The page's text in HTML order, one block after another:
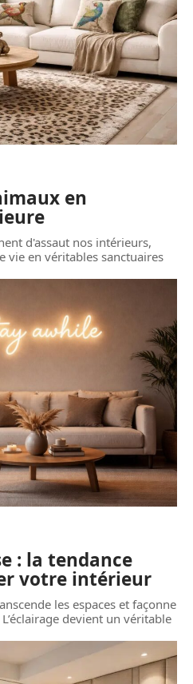
en
d'assaut nos intérieurs,
vie en véritables sanctuaires
: la tendance
votre intérieur
les espaces et façonne
devient un véritable